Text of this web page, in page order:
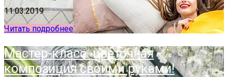
11.03.2019
Читать подробнее
Мастер-класс: цветочная
композиция своими руками!